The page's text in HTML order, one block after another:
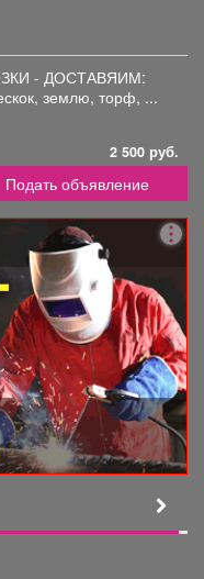
- ДОСТАВЯИМ:
землю, торф, ...
2 500 руб.
Подать объявление